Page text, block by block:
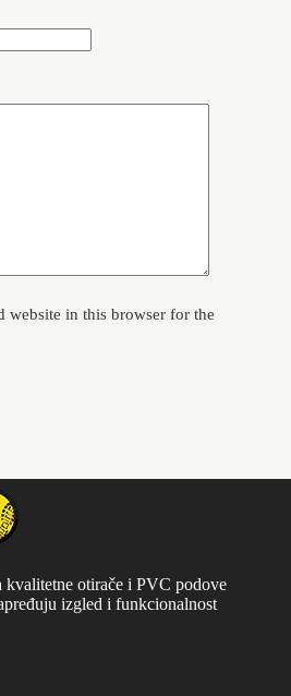
website in this browser for the
kvalitetne otirače i PVC podove
izgled i funkcionalnost